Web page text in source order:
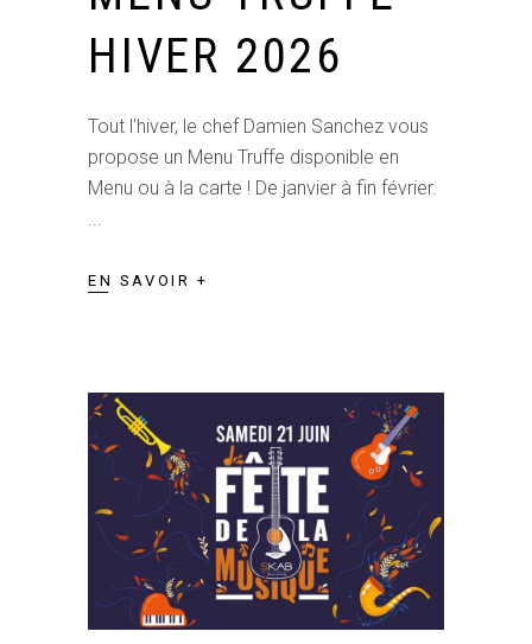
HIVER 2026
Tout l'hiver, le chef Damien Sanchez vous
propose un Menu Truffe disponible en
Menu ou à la carte ! De janvier à fin février.
EN SAVOIR +